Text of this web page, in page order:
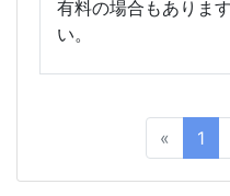
有料の場合もありま
い。
« 1